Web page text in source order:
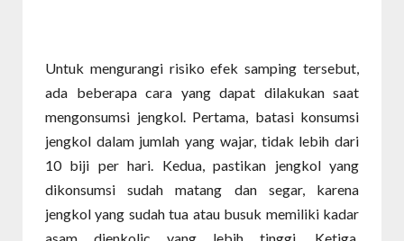
Untuk mengurangi risiko efek samping tersebut,
ada beberapa cara yang dapat dilakukan saat
mengonsumsi jengkol. Pertama, batasi konsumsi
jengkol dalam jumlah yang wajar, tidak lebih dari
10 biji per hari. Kedua, pastikan jengkol yang
dikonsumsi sudah matang dan segar, karena
jengkol yang sudah tua atau busuk memiliki kadar